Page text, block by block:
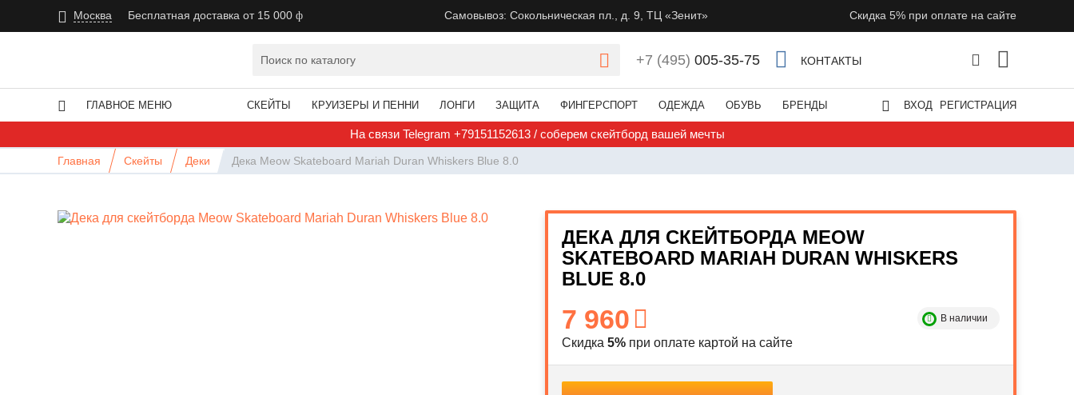
Москва Бесплатная доставка от 15 000 Самовывоз: Сокольническая пл., д. 9, ТЦ «Зенит» Скидка 5% при оплате на сайте
+7 (495) 005-35-75 КОНТАКТЫ
ГЛАВНОЕ МЕНЮ СКЕЙТЫ КРУИЗЕРЫ И ПЕННИ ЛОНГИ ЗАЩИТА ФИНГЕРСПОРТ ОДЕЖДА ОБУВЬ БРЕНДЫ ВХОД РЕГИСТРАЦИЯ
На связи Telegram +79151152613 / соберем скейтборд вашей мечты
Главная Скейты Деки Дека Meow Skateboard Mariah Duran Whiskers Blue 8.0
ДЕКА ДЛЯ СКЕЙТБОРДА MEOW
SKATEBOARD MARIAH DURAN WHISKERS
BLUE 8.0
7 960 В наличии
Скидка 5% при оплате картой на сайте